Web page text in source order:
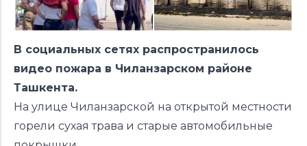
В социальных сетях распространилось
видео пожара в Чиланзарском районе
Ташкента.
На улице Чиланзарской на открытой местности
горели сухая трава и старые автомобильные